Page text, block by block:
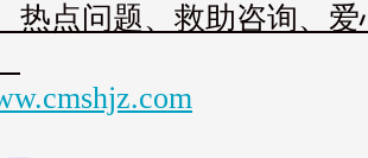
热点问题、救助咨询、